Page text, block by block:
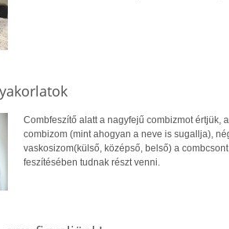
Combfeszítő alatt a nagyfejű combizmot értjük,
combizom (mint ahogyan a neve is sugallja),
vaskosizom(külső, középső, belső) a
feszítésében tudnak részt venni.